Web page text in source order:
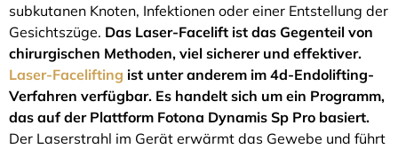
subkutanen Knoten, Infektionen oder einer Entstellung der
Gesichtszüge. Das Laser-Facelift ist das Gegenteil von
chirurgischen Methoden, viel sicherer und effektiver.
Laser-Facelifting ist unter anderem im 4d-Endolifting-
Verfahren verfügbar. Es handelt sich um ein Programm,
das auf der Plattform Fotona Dynamis Sp Pro basiert.
Der Laserstrahl im Gerät erwärmt das Gewebe und führt